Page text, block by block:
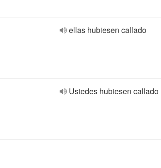
ellas hubiesen callado
Ustedes hubiesen callado